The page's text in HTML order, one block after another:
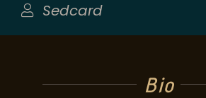
Sedcard
Bio